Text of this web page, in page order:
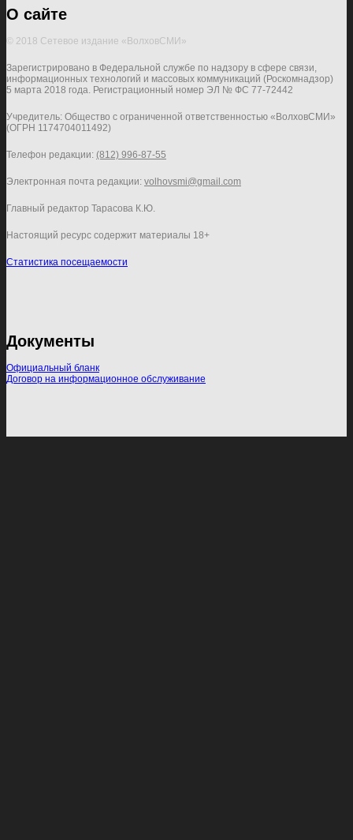
О сайте
© 2018 Сетевое издание «ВолховСМИ»
Зарегистрировано в Федеральной службе по надзору в сфере связи,
информационных технологий и массовых коммуникаций (Роскомнадзор)
5 марта 2018 года. Регистрационный номер ЭЛ № ФС 77-72442
Учредитель: Общество с ограниченной ответственностью «ВолховСМИ»
(ОГРН 1174704011492)
Телефон редакции: (812) 996-87-55
Электронная почта редакции: volhovsmi@gmail.com
Главный редактор Тарасова К.Ю.
Настоящий ресурс содержит материалы 18+
Статистика посещаемости
Документы
Официальный бланк
Договор на информационное обслуживание